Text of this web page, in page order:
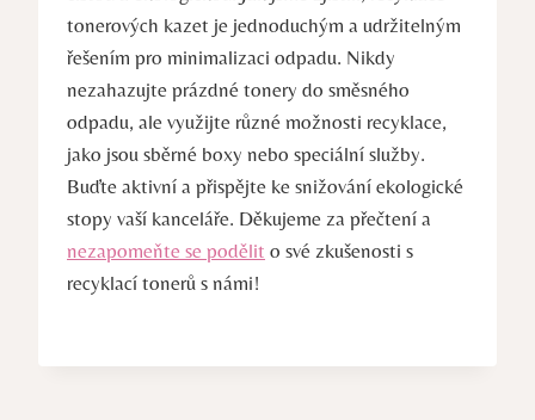
tonerových kazet je jednoduchým a udržitelným
řešením pro minimalizaci odpadu. Nikdy
nezahazujte prázdné tonery do směsného
odpadu, ale využijte různé možnosti recyklace,
jako jsou sběrné boxy nebo speciální služby.
Buďte aktivní a přispějte ke snižování ekologické
stopy vaší kanceláře. Děkujeme za přečtení a
nezapomeňte se podělit o své zkušenosti s
recyklací tonerů s námi!